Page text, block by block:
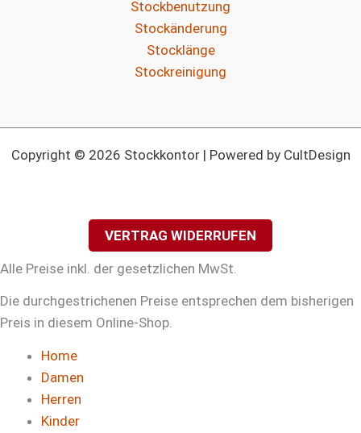
Stockbenutzung
Stockänderung
Stocklänge
Stockreinigung
Copyright © 2026 Stockkontor | Powered by CultDesign
VERTRAG WIDERRUFEN
Alle Preise inkl. der gesetzlichen MwSt.
Die durchgestrichenen Preise entsprechen dem bisherigen
Preis in diesem Online-Shop.
Home
Damen
Herren
Kinder